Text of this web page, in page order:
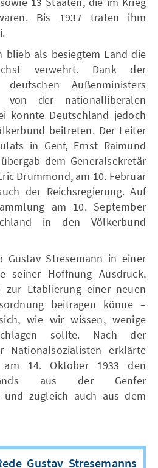
Bis 1937 traten ihm
blieb als besiegtem Land die
verwehrt. Dank der
Außenministers
von der nationalliberalen
konnte Deutschland jedoch
beitreten. Der Leiter
in Genf, Ernst Raimund
dem Generalsekretär
Drummond, am 10. Februar
der Reichsregierung. Auf
am 10. September
in den Völkerbund
Gustav Stresemann in einer
seiner Hoffnung Ausdruck,
zur Etablierung einer neuen
beitragen könne –
wie wir wissen, wenige
sollte. Nach der
Nationalsozialisten erklärte
am 14. Oktober 1933 den
aus der Genfer
und zugleich auch aus dem
Gustav Stresemanns